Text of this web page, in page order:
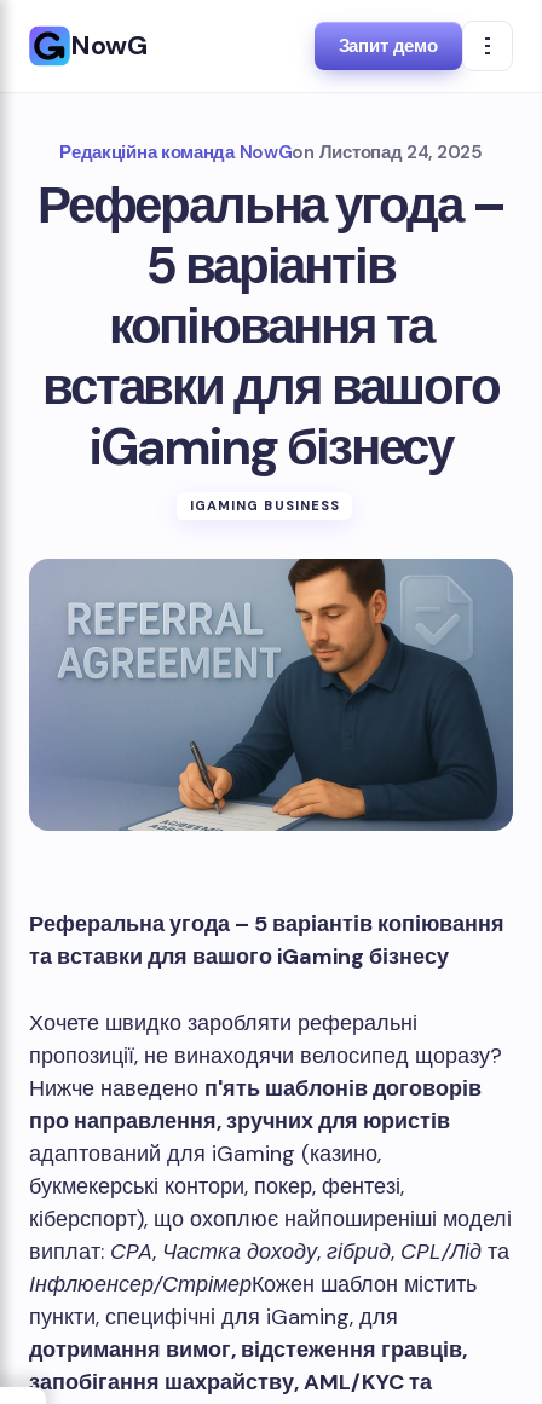
NowG Запит демо
Редакційна команда NowGon Листопад 24, 2025
Реферальна угода –
5 варіантів
копіювання та
вставки для вашого
iGaming бізнесу
IGAMING BUSINESS
Реферальна угода – 5 варіантів копіювання
та вставки для вашого iGaming бізнесу
Хочете швидко заробляти реферальні
пропозиції, не винаходячи велосипед щоразу?
Нижче наведено п'ять шаблонів договорів
про направлення, зручних для юристів
адаптований для iGaming (казино,
букмекерські контори, покер, фентезі,
кіберспорт), що охоплює найпоширеніші моделі
виплат: CPA, Частка доходу, гібрид, CPL/Лід та
Інфлюенсер/СтрімерКожен шаблон містить
пункти, специфічні для iGaming, для
дотримання вимог, відстеження гравців,
запобігання шахрайству, AML/KYC та